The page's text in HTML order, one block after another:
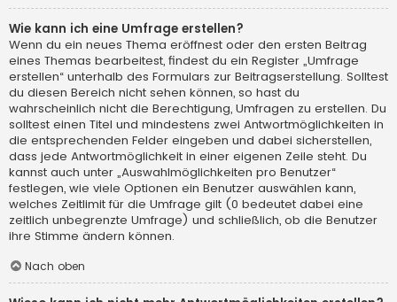
Wie kann ich eine Umfrage erstellen?
Wenn du ein neues Thema eröffnest oder den ersten Beitrag
eines Themas bearbeitest, findest du ein Register „Umfrage
erstellen“ unterhalb des Formulars zur Beitragserstellung. Solltest
du diesen Bereich nicht sehen können, so hast du
wahrscheinlich nicht die Berechtigung, Umfragen zu erstellen. Du
solltest einen Titel und mindestens zwei Antwortmöglichkeiten in
die entsprechenden Felder eingeben und dabei sicherstellen,
dass jede Antwortmöglichkeit in einer eigenen Zeile steht. Du
kannst auch unter „Auswahlmöglichkeiten pro Benutzer“
festlegen, wie viele Optionen ein Benutzer auswählen kann,
welches Zeitlimit für die Umfrage gilt (0 bedeutet dabei eine
zeitlich unbegrenzte Umfrage) und schließlich, ob die Benutzer
ihre Stimme ändern können.
Nach oben